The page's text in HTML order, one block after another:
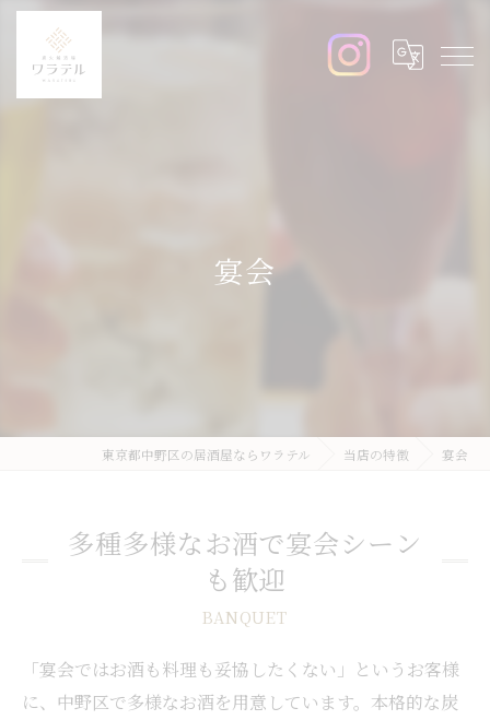
宴会
東京都中野区の居酒屋ならワラテル 当店の特徴 宴会
多種多様なお酒で宴会シーン
も歓迎
BANQUET
「宴会ではお酒も料理も妥協したくない」というお客様
に、中野区で多様なお酒を用意しています。本格的な炭